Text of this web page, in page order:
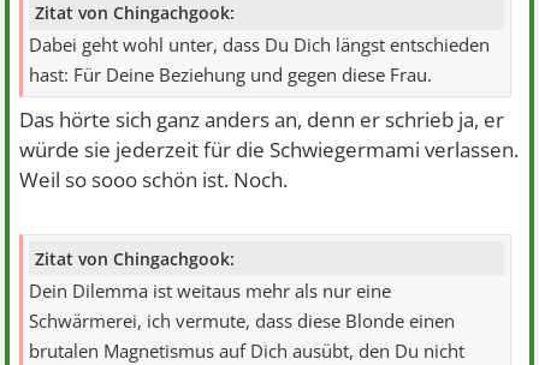
Zitat von Chingachgook:
Dabei geht wohl unter, dass Du Dich längst entschieden
hast: Für Deine Beziehung und gegen diese Frau.
Das hörte sich ganz anders an, denn er schrieb ja, er
würde sie jederzeit für die Schwiegermami verlassen.
Weil so sooo schön ist. Noch.
Zitat von Chingachgook:
Dein Dilemma ist weitaus mehr als nur eine
Schwärmerei, ich vermute, dass diese Blonde einen
brutalen Magnetismus auf Dich ausübt, den Du nicht